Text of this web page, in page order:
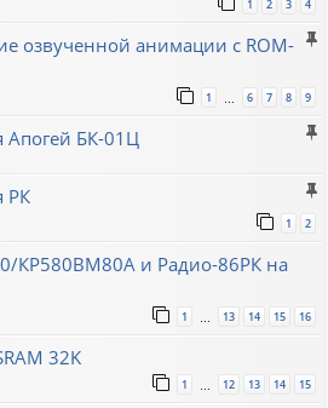
1 2 3 4
озвученной анимации с ROM-
1 6 7 8 9
БК-01Ц
РК
1 2
КР580ВМ80A и Радио-86РК на
1 13 14 15 16
32K
1 … 12 13 14 15